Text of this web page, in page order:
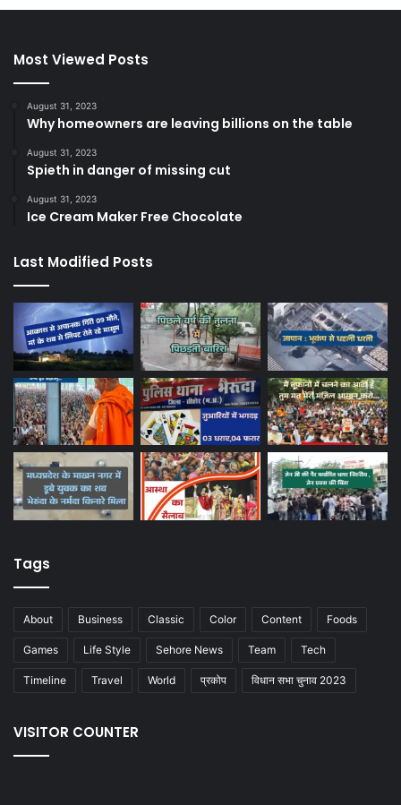
Most Viewed Posts
August 31, 2023
Why homeowners are leaving billions on the table
August 31, 2023
Spieth in danger of missing cut
August 31, 2023
Ice Cream Maker Free Chocolate
Last Modified Posts
Tags
About Business Classic Color Content Foods
Games Life Style Sehore News Team Tech
Timeline Travel World प्रकोप विधान सभा चुनाव 2023
VISITOR COUNTER